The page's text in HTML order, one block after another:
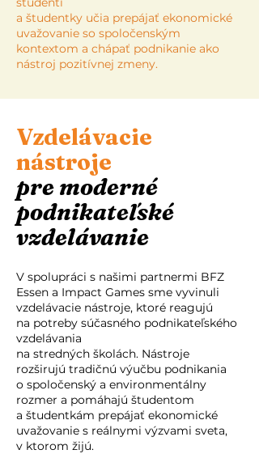
a študentky učia prepájať ekonomické
uvažovanie so spoločenským
kontextom a chápať podnikanie ako
nástroj pozitívnej zmeny.
Vzdelávacie
nástroje
pre moderné
podnikateľské
vzdelávanie
V spolupráci s našimi partnermi BFZ
Essen a Impact Games sme vyvinuli
vzdelávacie nástroje, ktoré reagujú
na potreby súčasného podnikateľského
vzdelávania
na stredných školách. Nástroje
rozširujú tradičnú výučbu podnikania
o spoločenský a environmentálny
rozmer a pomáhajú študentom
a študentkám prepájať ekonomické
uvažovanie s reálnymi výzvami sveta,
v ktorom žijú.